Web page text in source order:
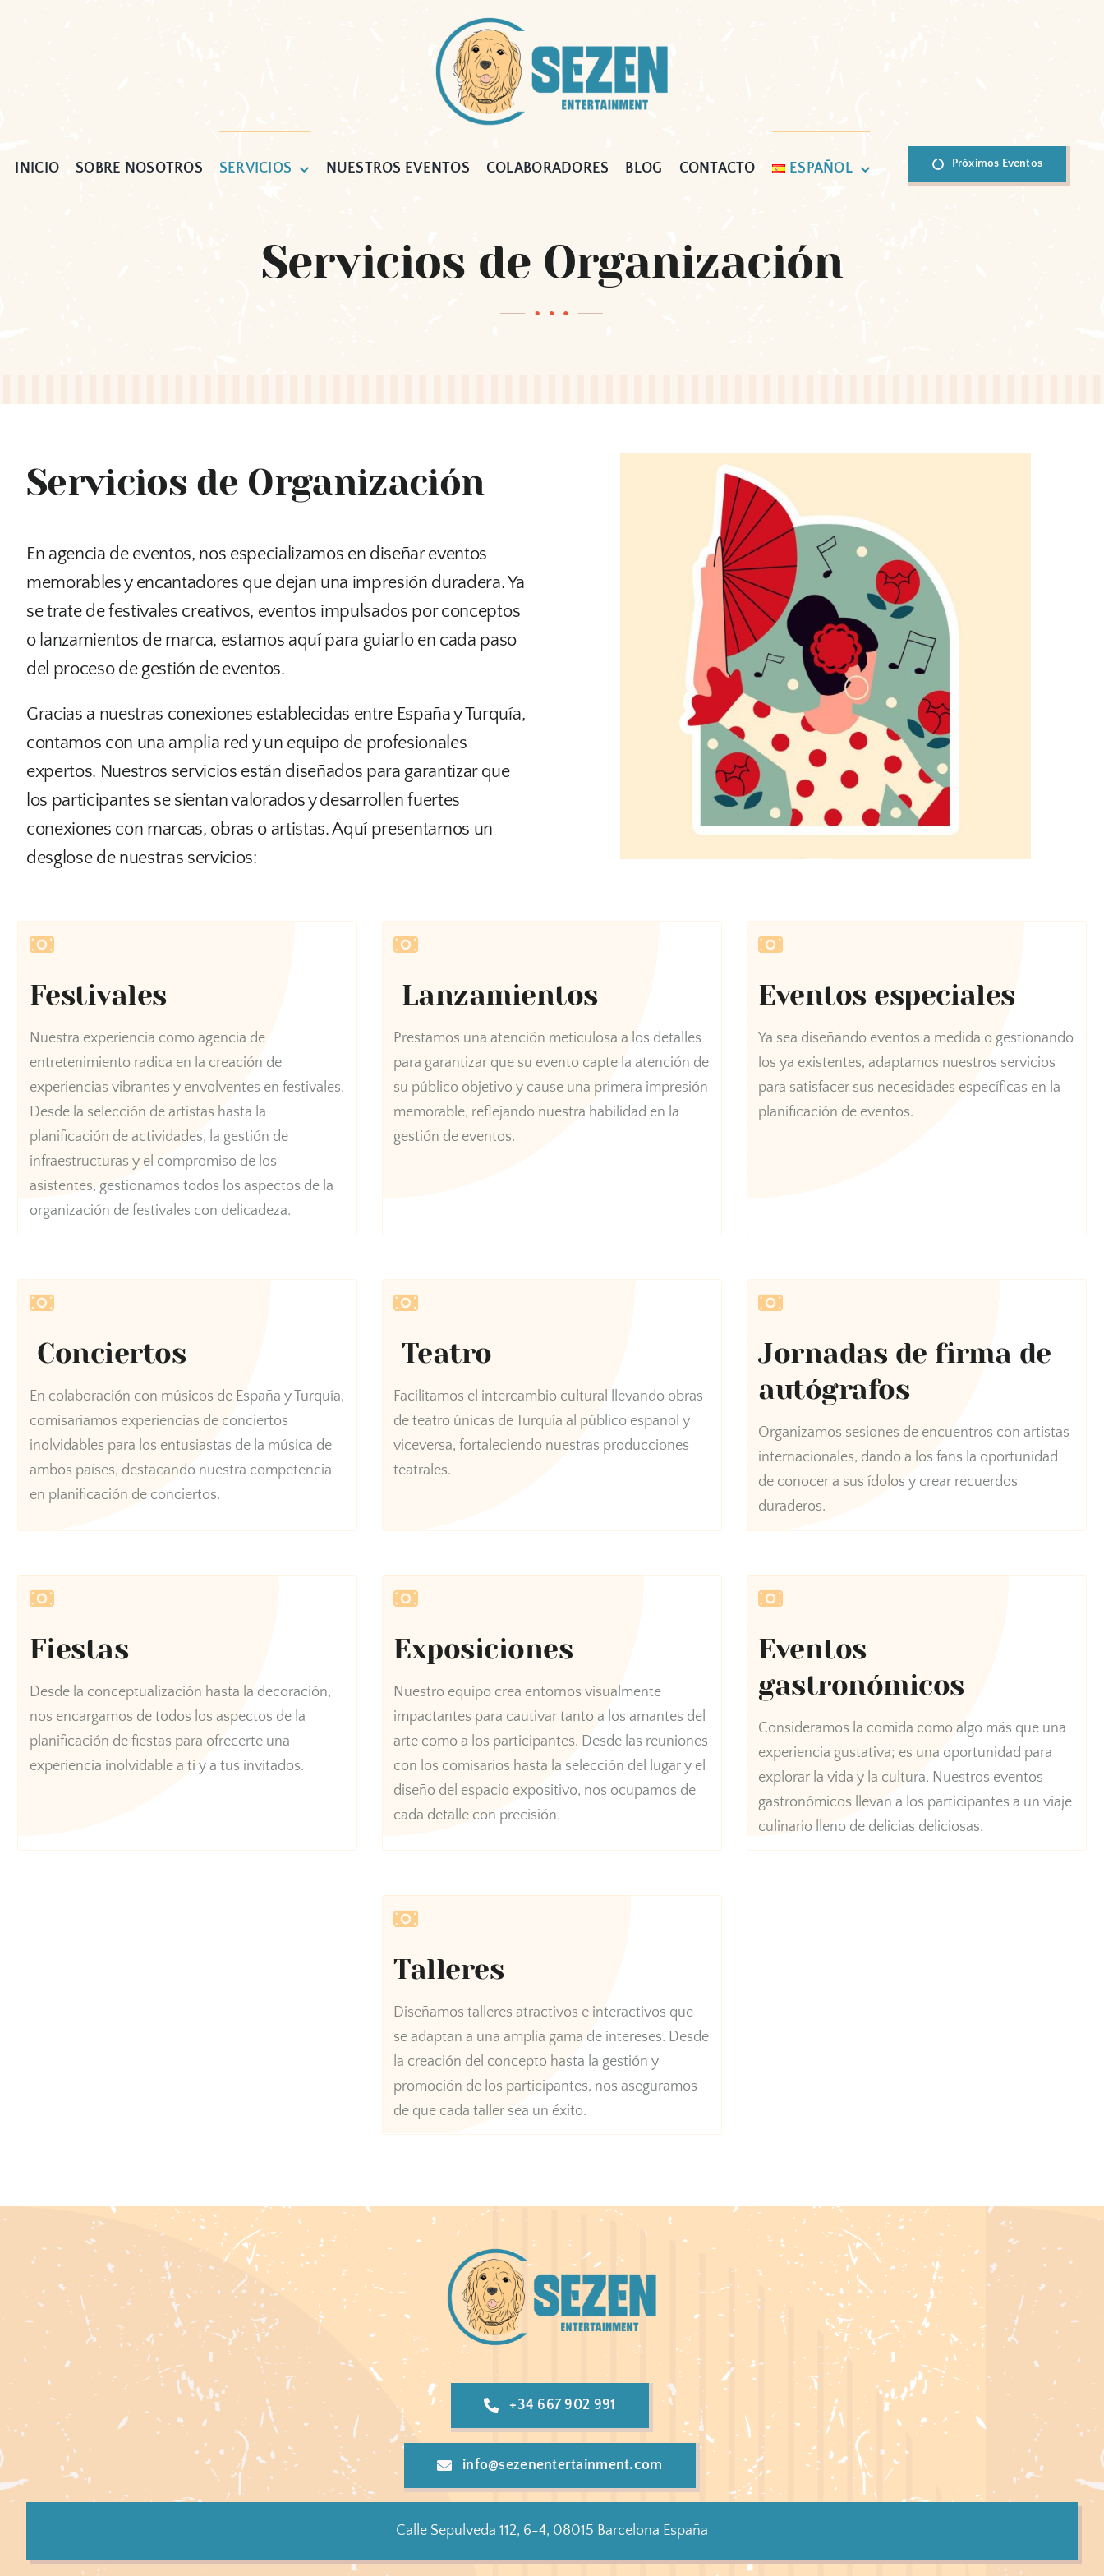
INICIO SOBRE NOSOTROS SERVICIOS NUESTROS EVENTOS COLABORADORES BLOG CONTACTO ESPAÑOL Próximos Eventos
Servicios de Organización
Servicios de Organización
En agencia de eventos, nos especializamos en diseñar eventos
memorables y encantadores que dejan una impresión duradera. Ya
se trate de festivales creativos, eventos impulsados por conceptos
o lanzamientos de marca, estamos aquí para guiarlo en cada paso
del proceso de gestión de eventos.
Gracias a nuestras conexiones establecidas entre España y Turquía,
contamos con una amplia red y un equipo de profesionales
expertos. Nuestros servicios están diseñados para garantizar que
los participantes se sientan valorados y desarrollen fuertes
conexiones con marcas, obras o artistas. Aquí presentamos un
desglose de nuestras servicios:
Festivales
Nuestra experiencia como agencia de
entretenimiento radica en la creación de
experiencias vibrantes y envolventes en festivales.
Desde la selección de artistas hasta la
planificación de actividades, la gestión de
infraestructuras y el compromiso de los
asistentes, gestionamos todos los aspectos de la
organización de festivales con delicadeza.
Lanzamientos
Prestamos una atención meticulosa a los detalles
para garantizar que su evento capte la atención de
su público objetivo y cause una primera impresión
memorable, reflejando nuestra habilidad en la
gestión de eventos.
Eventos especiales
Ya sea diseñando eventos a medida o gestionando
los ya existentes, adaptamos nuestros servicios
para satisfacer sus necesidades específicas en la
planificación de eventos.
Conciertos
En colaboración con músicos de España y Turquía,
comisariamos experiencias de conciertos
inolvidables para los entusiastas de la música de
ambos países, destacando nuestra competencia
en planificación de conciertos.
Teatro
Facilitamos el intercambio cultural llevando obras
de teatro únicas de Turquía al público español y
viceversa, fortaleciendo nuestras producciones
teatrales.
Jornadas de firma de
autógrafos
Organizamos sesiones de encuentros con artistas
internacionales, dando a los fans la oportunidad
de conocer a sus ídolos y crear recuerdos
duraderos.
Fiestas
Desde la conceptualización hasta la decoración,
nos encargamos de todos los aspectos de la
planificación de fiestas para ofrecerte una
experiencia inolvidable a ti y a tus invitados.
Exposiciones
Nuestro equipo crea entornos visualmente
impactantes para cautivar tanto a los amantes del
arte como a los participantes. Desde las reuniones
con los comisarios hasta la selección del lugar y el
diseño del espacio expositivo, nos ocupamos de
cada detalle con precisión.
Eventos
gastronómicos
Consideramos la comida como algo más que una
experiencia gustativa; es una oportunidad para
explorar la vida y la cultura. Nuestros eventos
gastronómicos llevan a los participantes a un viaje
culinario lleno de delicias deliciosas.
Talleres
Diseñamos talleres atractivos e interactivos que
se adaptan a una amplia gama de intereses. Desde
la creación del concepto hasta la gestión y
promoción de los participantes, nos aseguramos
de que cada taller sea un éxito.
+34 667 902 991
info@sezenentertainment.com
Calle Sepulveda 112, 6-4, 08015 Barcelona España